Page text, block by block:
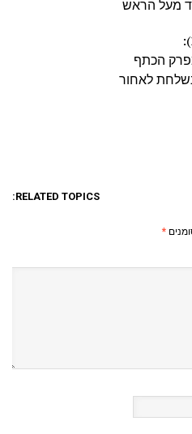
מעל הראש
הכתף
לאחור
RELATED TOPICS:
*